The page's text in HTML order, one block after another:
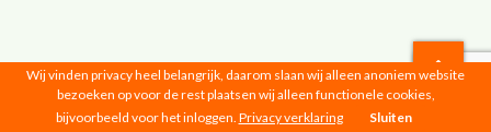
Vrouwen van Nu © 2026 |Privacyverklaring
Wij vinden privacy heel belangrijk, daarom slaan wij alleen anoniem website
bezoeken op voor de rest plaatsen wij alleen functionele cookies,
bijvoorbeeld voor het inloggen. Privacy verklaring Sluiten